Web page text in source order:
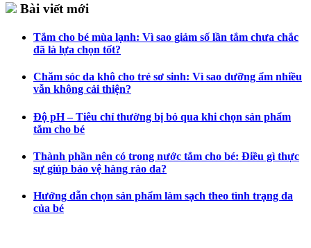
Bài viết mới
Tắm cho bé mùa lạnh: Vì sao giảm số lần tắm chưa chắc
đã là lựa chọn tốt?
Chăm sóc da khô cho trẻ sơ sinh: Vì sao dưỡng ẩm nhiều
vẫn không cải thiện?
Độ pH – Tiêu chí thường bị bỏ qua khi chọn sản phẩm
tắm cho bé
Thành phần nên có trong nước tắm cho bé: Điều gì thực
sự giúp bảo vệ hàng rào da?
Hướng dẫn chọn sản phẩm làm sạch theo tình trạng da
của bé